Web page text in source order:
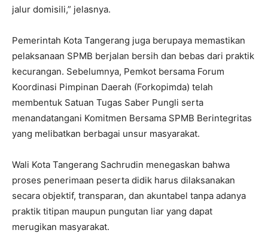
jalur domisili,” jelasnya.
Pemerintah Kota Tangerang juga berupaya memastikan
pelaksanaan SPMB berjalan bersih dan bebas dari praktik
kecurangan. Sebelumnya, Pemkot bersama Forum
Koordinasi Pimpinan Daerah (Forkopimda) telah
membentuk Satuan Tugas Saber Pungli serta
menandatangani Komitmen Bersama SPMB Berintegritas
yang melibatkan berbagai unsur masyarakat.
Wali Kota Tangerang Sachrudin menegaskan bahwa
proses penerimaan peserta didik harus dilaksanakan
secara objektif, transparan, dan akuntabel tanpa adanya
praktik titipan maupun pungutan liar yang dapat
merugikan masyarakat.